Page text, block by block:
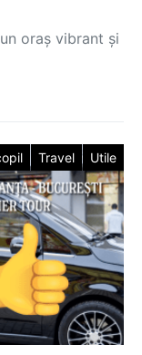
oraș vibrant și
Travel Utile